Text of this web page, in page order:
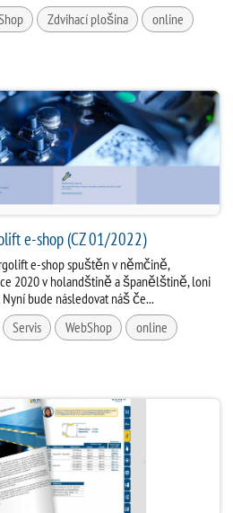
Zdvihací plošina online
e-shop (CZ 01/2022)
e-shop spuštěn v němčině,
2020 v holandštině a španělštině, loni
bude následovat náš če...
Servis WebShop online